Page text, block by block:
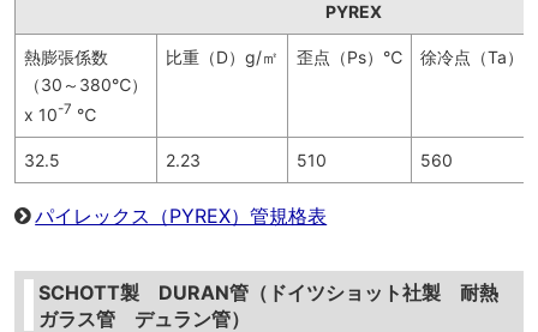
PYREX
熱膨張係数
（30～380℃）
x 10-7 ℃
比重（D）g/㎡ 歪点（Ps）℃ 徐冷点（Ta）
32.5 2.23 510 560
パイレックス（PYREX）管規格表
SCHOTT製 DURAN管（ドイツショット社製 耐熱
ガラス管 デュラン管）